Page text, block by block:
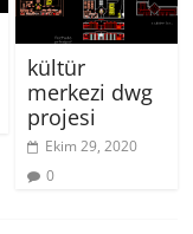
kültür
merkezi dwg
projesi
Ekim 29, 2020
0